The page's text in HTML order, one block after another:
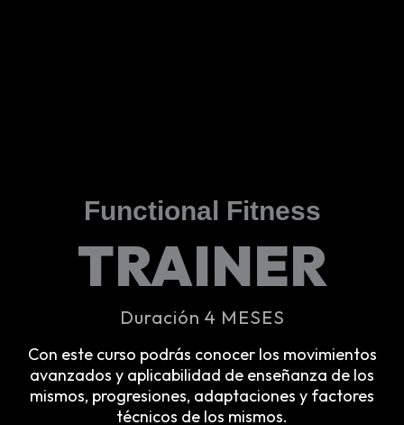
Functional Fitness
TRAINER
Duración 4 MESES
Con este curso podrás conocer los movimientos
avanzados y aplicabilidad de enseñanza de los
mismos, progresiones, adaptaciones y factores
técnicos de los mismos.